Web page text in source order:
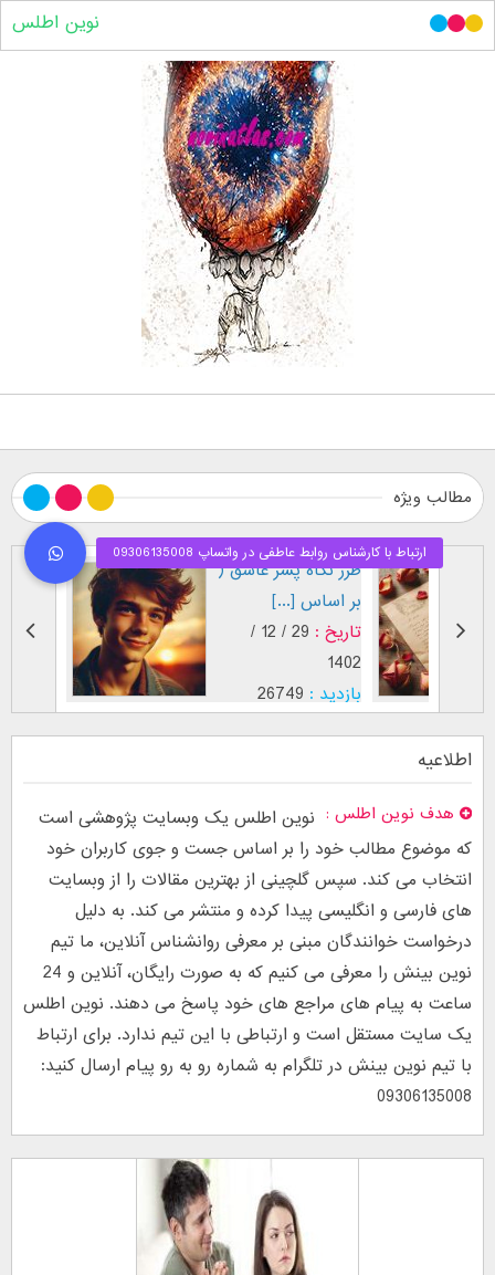
نوین اطلس
مطالب ویژه
فال
تاریخ :
طرز نگاه پسر عاشق (
بر اساس [...]
تاریخ :
29 / 12 /
1402
بازدید : 26749
اطلاعیه
هدف نوین اطلس
نوین اطلس یک وبسایت پژوهشی است
که موضوع مطالب خود را بر اساس جست و جوی کاربران خود
انتخاب می کند. سپس گلچینی از بهترین مقالات را از وبسایت
های فارسی و انگلیسی پیدا کرده و منتشر می کند. به دلیل
درخواست خوانندگان مبنی بر معرفی روانشناس آنلاین، ما تیم
نوین بینش را معرفی می کنیم که به صورت رایگان، آنلاین و 24
ساعت به پیام های مراجع های خود پاسخ می دهند. نوین اطلس
یک سایت مستقل است و ارتباطی با این تیم ندارد. برای ارتباط
با تیم نوین بینش در تلگرام به شماره رو به رو پیام ارسال کنید:
09306135008